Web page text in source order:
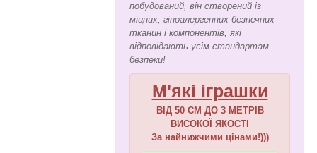
побудований, він створений із
міцних, гіпоалергенних безпечних
тканин і компонентів, які
відповідають усім стандартам
безпеки!
М'які іграшки
ВІД 50 СМ ДО 3 МЕТРІВ
ВИСОКОЇ ЯКОСТІ
За найнижчими цінами!)))